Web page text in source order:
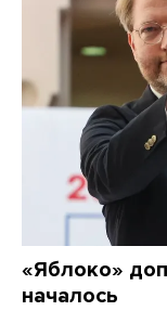
«Яблоко»
началось